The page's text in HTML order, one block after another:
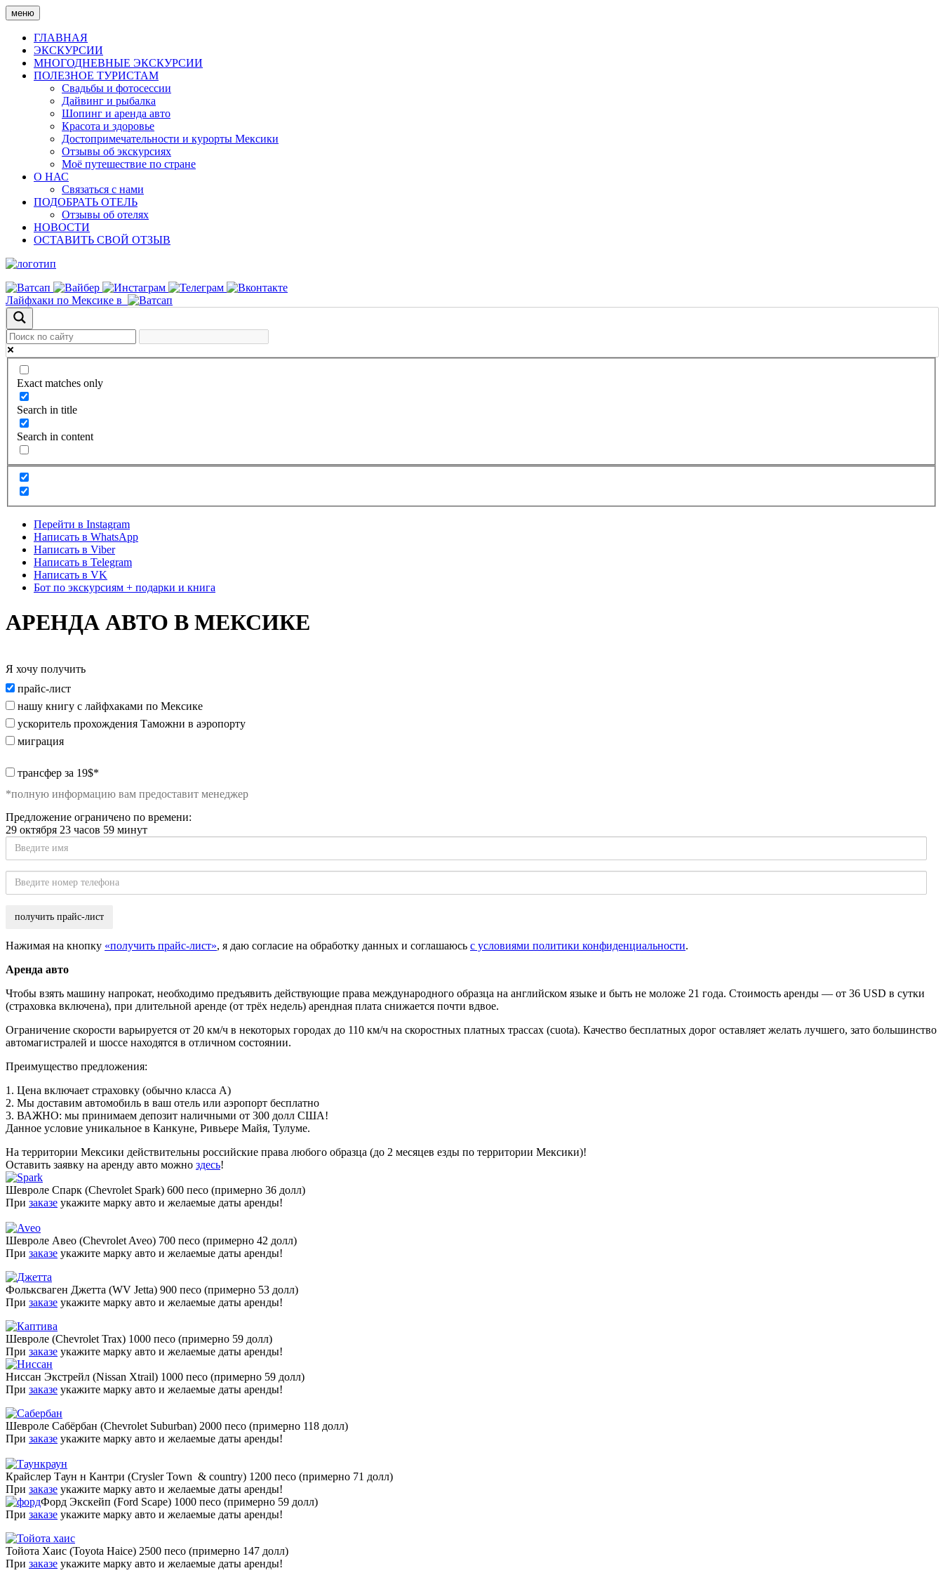
Skip
to
content
меню
ГЛАВНАЯ
ЭКСКУРСИИ
МНОГОДНЕВНЫЕ ЭКСКУРСИИ
ПОЛЕЗНОЕ ТУРИСТАМ
Свадьбы и фотосессии
Дайвинг и рыбалка
Шопинг и аренда авто
Красота и здоровье
Достопримечательности и курорты Мексики
Отзывы об экскурсиях
Моё путешествие по стране
О НАС
Связаться с нами
ПОДОБРАТЬ ОТЕЛЬ
Отзывы об отелях
НОВОСТИ
ОСТАВИТЬ СВОЙ ОТЗЫВ
Лайфхаки по Мексике в
Exact matches only
Search in title
Search in content
Перейти в Instagram
Написать в WhatsApp
Написать в Viber
Написать в Telegram
Написать в VK
Бот по экскурсиям + подарки и книга
АРЕНДА АВТО В МЕКСИКЕ
Я хочу получить
Я
хочу
получить:
прайс-лист
нашу книгу с лайфхаками по Мексике
ускоритель прохождения Таможни в аэропорту
миграция
special_offer2
трансфер за 19$*
*полную информацию вам предоставит менеджер
Предложение ограничено по времени:
29 октября 23 часов 59 минут
Введите
имя
Введите
номер
Нажимая на кнопку «получить прайс-лист», я даю согласие на обработку данных и соглашаюсь с условиями политики конфиденциальности.
Аренда авто
Чтобы взять машину напрокат, необходимо предъявить действующие права международного образца на английском языке и быть не моложе 21 года. Стоимость аренды — от 36 USD в сутки
(страховка включена), при длительной аренде (от трёх недель) арендная плата снижается почти вдвое.
Ограничение скорости варьируется от 20 км/ч в некоторых городах до 110 км/ч на скоростных платных трассах (cuota). Качество бесплатных дорог оставляет желать лучшего, зато большинство
автомагистралей и шоссе находятся в отличном состоянии.
Преимущество предложения:
1. Цена включает страховку (обычно класса А)
2. Мы доставим автомобиль в ваш отель или аэропорт бесплатно
3. ВАЖНО: мы принимаем депозит наличными от 300 долл США!
Данное условие уникальное в Канкуне, Ривьере Майя, Тулуме.
На территории Мексики действительны российские права любого образца (до 2 месяцев езды по территории Мексики)!
Оставить заявку на аренду авто можно здесь!
Шевроле Спарк (Chevrolet Spark) 600 песо (примерно 36 долл)
При заказе укажите марку авто и желаемые даты аренды!
Шевроле Авео (Chevrolet Aveo) 700 песо (примерно 42 долл)
При заказе укажите марку авто и желаемые даты аренды!
Фольксваген Джетта (WV Jetta) 900 песо (примерно 53 долл)
При заказе укажите марку авто и желаемые даты аренды!
Шевроле (Chevrolet Trax) 1000 песо (примерно 59 долл)
При заказе укажите марку авто и желаемые даты аренды!
Ниссан Экстрейл (Nissan Xtrail) 1000 песо (примерно 59 долл)
При заказе укажите марку авто и желаемые даты аренды!
Шевроле Сабёрбан (Chevrolet Suburban) 2000 песо (примерно 118 долл)
При заказе укажите марку авто и желаемые даты аренды!
Крайслер Таун н Кантри (Crysler Town & country) 1200 песо (примерно 71 долл)
При заказе укажите марку авто и желаемые даты аренды!
Форд Экскейп (Ford Scape) 1000 песо (примерно 59 долл)
При заказе укажите марку авто и желаемые даты аренды!
Тойота Хаис (Toyota Haice) 2500 песо (примерно 147 долл)
При заказе укажите марку авто и желаемые даты аренды!